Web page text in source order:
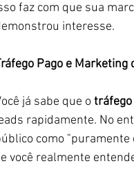
faz com que sua
interesse.
Pago e Marketing
já sabe que o tráfego
rapidamente. No
como "puramente
você realmente